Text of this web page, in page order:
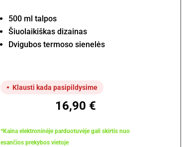
500 ml talpos
Šiuolaikiškas dizainas
Dvigubos termoso sienelės
Klausti kada pasipildysime
16,90 €
*Kaina elektroninėje parduotuvėje gali skirtis nuo
esančios prekybos vietoje